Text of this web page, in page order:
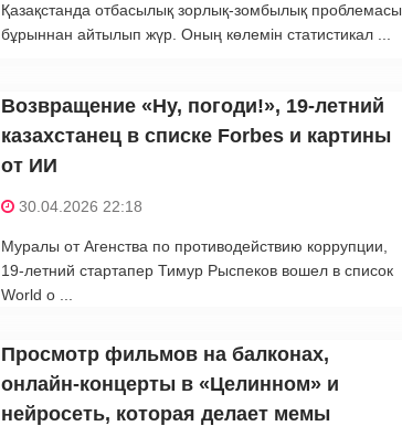
Қазақстанда отбасылық зорлық-зомбылық проблемасы
бұрыннан айтылып жүр. Оның көлемін статистикал ...
Возвращение «Ну, погоди!», 19-летний
казахстанец в списке Forbes и картины
от ИИ
30.04.2026 22:18
Муралы от Агенства по противодействию коррупции,
19-летний стартапер Тимур Рыспеков вошел в список
World o ...
Просмотр фильмов на балконах,
онлайн-концерты в «Целинном» и
нейросеть, которая делает мемы